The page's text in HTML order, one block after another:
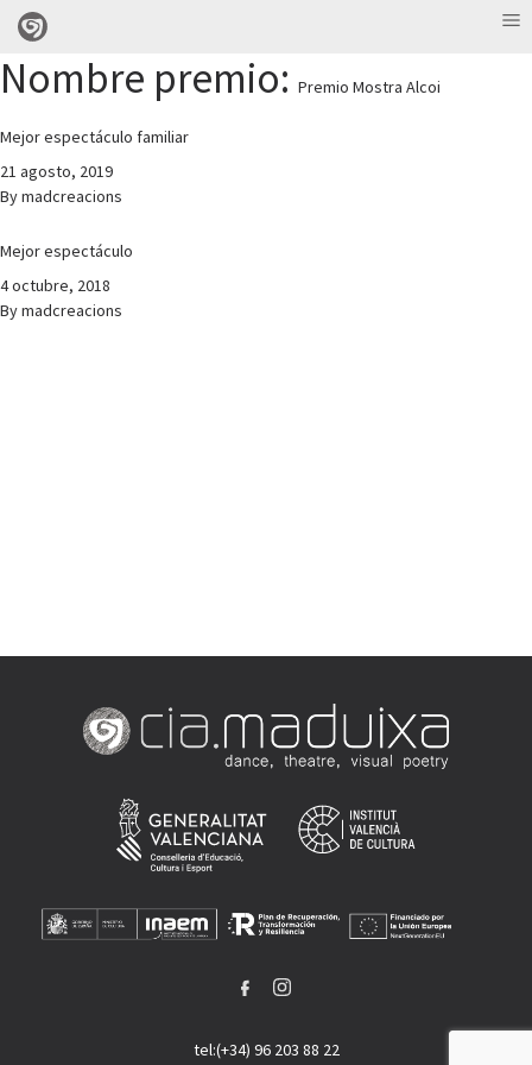
Nombre premio: Premio Mostra Alcoi
Mejor espectáculo familiar
21 agosto, 2019
Bymadcreacions
Mejor espectáculo
4 octubre, 2018
Bymadcreacions
tel:(+34) 96 203 88 22